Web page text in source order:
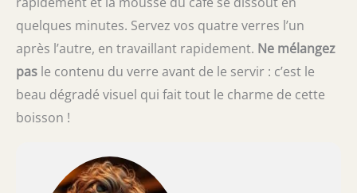
quelques minutes. Servez vos quatre verres l’un
après l’autre, en travaillant rapidement. Ne mélangez
pas le contenu du verre avant de le servir : c’est le
beau dégradé visuel qui fait tout le charme de cette
boisson !